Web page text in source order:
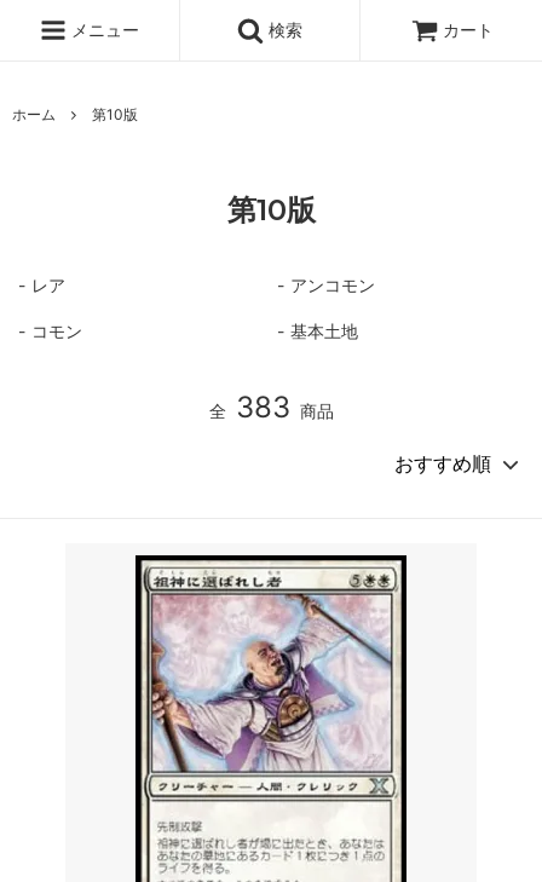
メニュー 検索 カート
ホーム 第10版
第10版
レア アンコモン
コモン 基本土地
全 383 商品